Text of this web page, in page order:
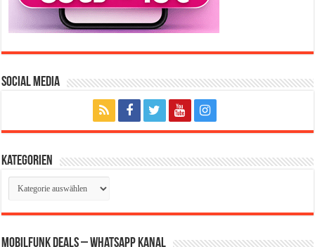
Social Media
Kategorien
Kategorien
Mobilfunk Deals – WhatsApp Kanal